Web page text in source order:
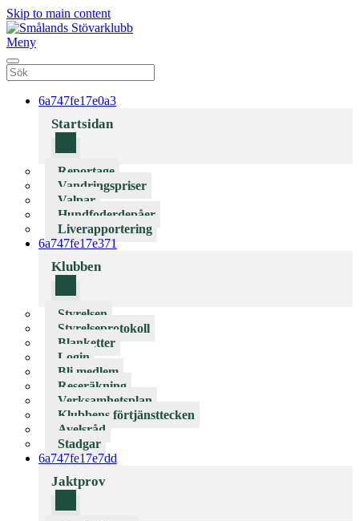
Skip to main content
Meny
6a747fe17e0a3
Startsidan
Reportage
Vandringspriser
Valpar
Hundfoderdepåer
Liverapportering
6a747fe17e371
Klubben
Styrelsen
Styrelseprotokoll
Blanketter
Login
Bli medlem
Reseräkning
Verksamhetsplan
Klubbens förtjänsttecken
Avelsråd
Stadgar
6a747fe17e7dd
Jaktprov